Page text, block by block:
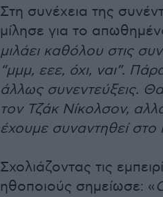
Στη συνέχεια της
μίλησε για το
μιλάει καθόλου στις
“μμμ, εεε, όχι, ναι”.
άλλως συνεντεύξεις.
τον Τζάκ Νίκολσον,
έχουμε συναντηθεί στο
Σχολιάζοντας τις
ηθοποιούς σημείωσε: «